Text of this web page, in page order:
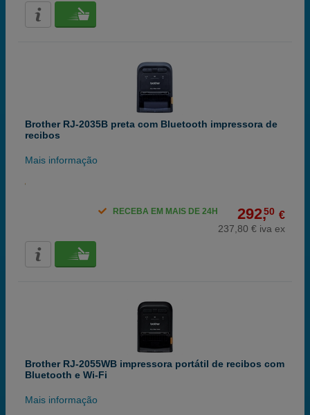
Brother RJ-2035B preta com Bluetooth impressora de
recibos
Mais informação
292,50 €
237,80 € iva ex
RECEBA EM MAIS DE 24H
Brother RJ-2055WB impressora portátil de recibos com
Bluetooth e Wi-Fi
Mais informação